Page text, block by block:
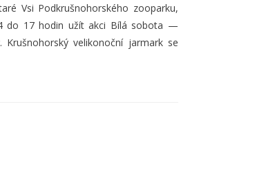
Vsi Podkrušnohorského zooparku,
do 17 hodin užít akci Bílá sobota —
velikonoční jarmark se